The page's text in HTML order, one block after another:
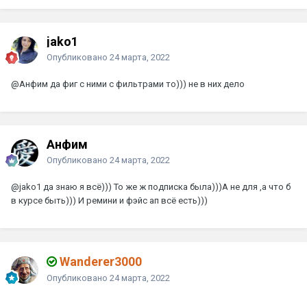
jako1
Опубликовано 24 марта, 2022
@Анфим да фиг с ними с фильтрами то))) не в них дело
Анфим
Опубликовано 24 марта, 2022
@jako1 да знаю я всё))) То же ж подписка была)))А не для ,а что б
в курсе быть))) И ремини и фэйс ап всё есть)))
Wanderer3000
Опубликовано 24 марта, 2022